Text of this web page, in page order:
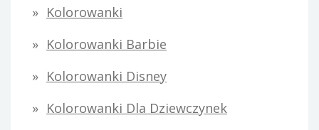
Kolorowanki
Kolorowanki Barbie
Kolorowanki Disney
Kolorowanki Dla Dziewczynek